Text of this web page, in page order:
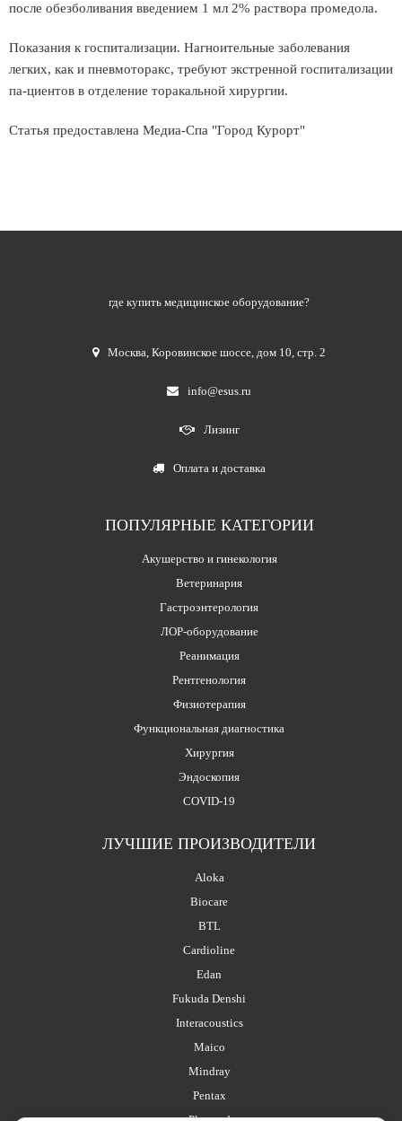
после обезболивания введением 1 мл 2% раствора промедола.
Показания к госпитализации. Нагноительные заболевания
легких, как и пневмоторакс, требуют экстренной госпитализации
па-циентов в отделение торакальной хирургии.
Статья предоставлена Медиа-Спа "Город Курорт"
где купить медицинское оборудование?
Москва,Коровинское шоссе, дом 10, стр. 2
info@esus.ru
Лизинг
Оплата и доставка
ПОПУЛЯРНЫЕ КАТЕГОРИИ
Акушерство и гинекология
Ветеринария
Гастроэнтерология
ЛОР-оборудование
Реанимация
Рентгенология
Физиотерапия
Функциональная диагностика
Хирургия
Эндоскопия
COVID-19
ЛУЧШИЕ ПРОИЗВОДИТЕЛИ
Aloka
Biocare
BTL
Cardioline
Edan
Fukuda Denshi
Interacoustics
Maico
Mindray
Pentax